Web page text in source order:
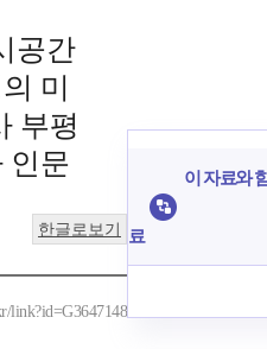
공간
미
부평
인문
한글로보기
link?id=G3647148
이 자료와
료